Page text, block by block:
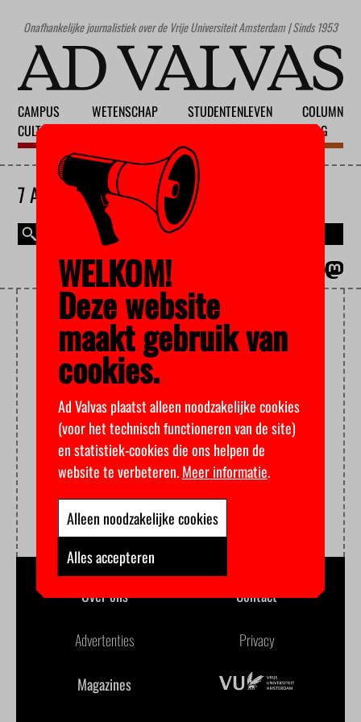
Onafhankelijke journalistiek over de Vrije Universiteit Amsterdam | Sinds 1953
CAMPUS
CULTUUR
WETENSCHAP
STUDENTENLEVEN
COLUMN
BLOG
7 AUGUSTUS 2026
CNV JONGEREN
Over ons Contact
Advertenties Privacy
Magazines
WELKOM!
Deze website
maakt gebruik van
cookies.
Ad Valvas plaatst alleen noodzakelijke cookies
(voor het technisch functioneren van de site)
en statistiek-cookies die ons helpen de
website te verbeteren.Meer informatie.
Alleen noodzakelijke cookies
Alles accepteren